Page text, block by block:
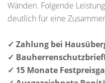
Wänden. Folgende
deutlich für eine
✓ Zahlung bei
✓
✓ 15 Monate